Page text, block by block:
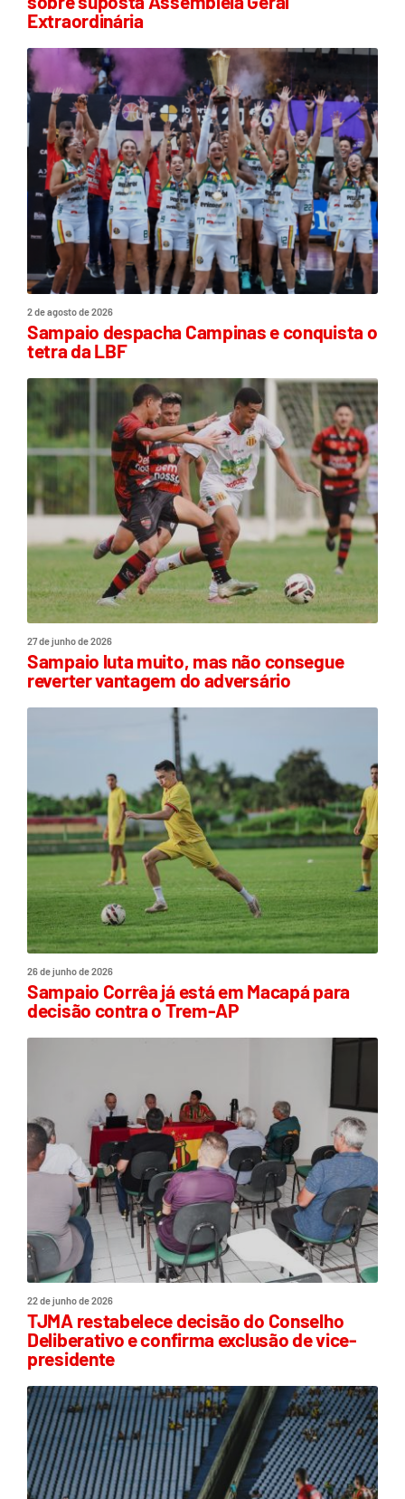
Extraordinária
2 de agosto de 2026
Sampaio despacha Campinas e conquista o
tetra da LBF
27 de junho de 2026
Sampaio luta muito, mas não consegue
reverter vantagem do adversário
26 de junho de 2026
Sampaio Corrêa já está em Macapá para
decisão contra o Trem-AP
22 de junho de 2026
TJMA restabelece decisão do Conselho
Deliberativo e confirma exclusão de vice-
presidente